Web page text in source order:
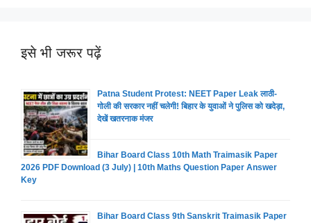
इसे भी जरूर पढ़ें
Patna Student Protest: NEET Paper Leak लाठी-
गोली की सरकार नहीं चलेगी! बिहार के युवाओं ने पुलिस को खदेड़ा,
देखें खतरनाक मंजर
Bihar Board Class 10th Math Traimasik Paper
2026 PDF Download (3 July) | 10th Maths Question Paper Answer
Key
Bihar Board Class 9th Sanskrit Traimasik Paper